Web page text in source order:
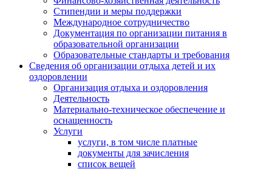
Стипендии и меры поддержки
Международное сотрудничество
Документация по организации питания в
образовательной организации
Образовательные стандарты и требования
Сведения об организации отдыха детей и их
оздоровлении
Организация отдыха и оздоровления
Деятельность
Материально-техническое обеспечение и
оснащенность
Услуги
услуги, в том числе платные
документы для зачисления
список вещей